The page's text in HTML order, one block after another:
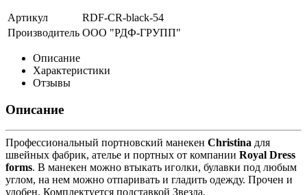
Артикул
RDF-CR-black-54
Производитель ООО "РДФ-ГРУПП"
Описание
Характеристики
Отзывы
Описание
Профессиональный портновский манекен Christina для
швейных фабрик, ателье и портных от компании Royal Dress
forms. В манекен можно втыкать иголки, булавки под любым
углом, на нем можно отпаривать и гладить одежду. Прочен и
удобен. Комплектуется подставкой Звезда.